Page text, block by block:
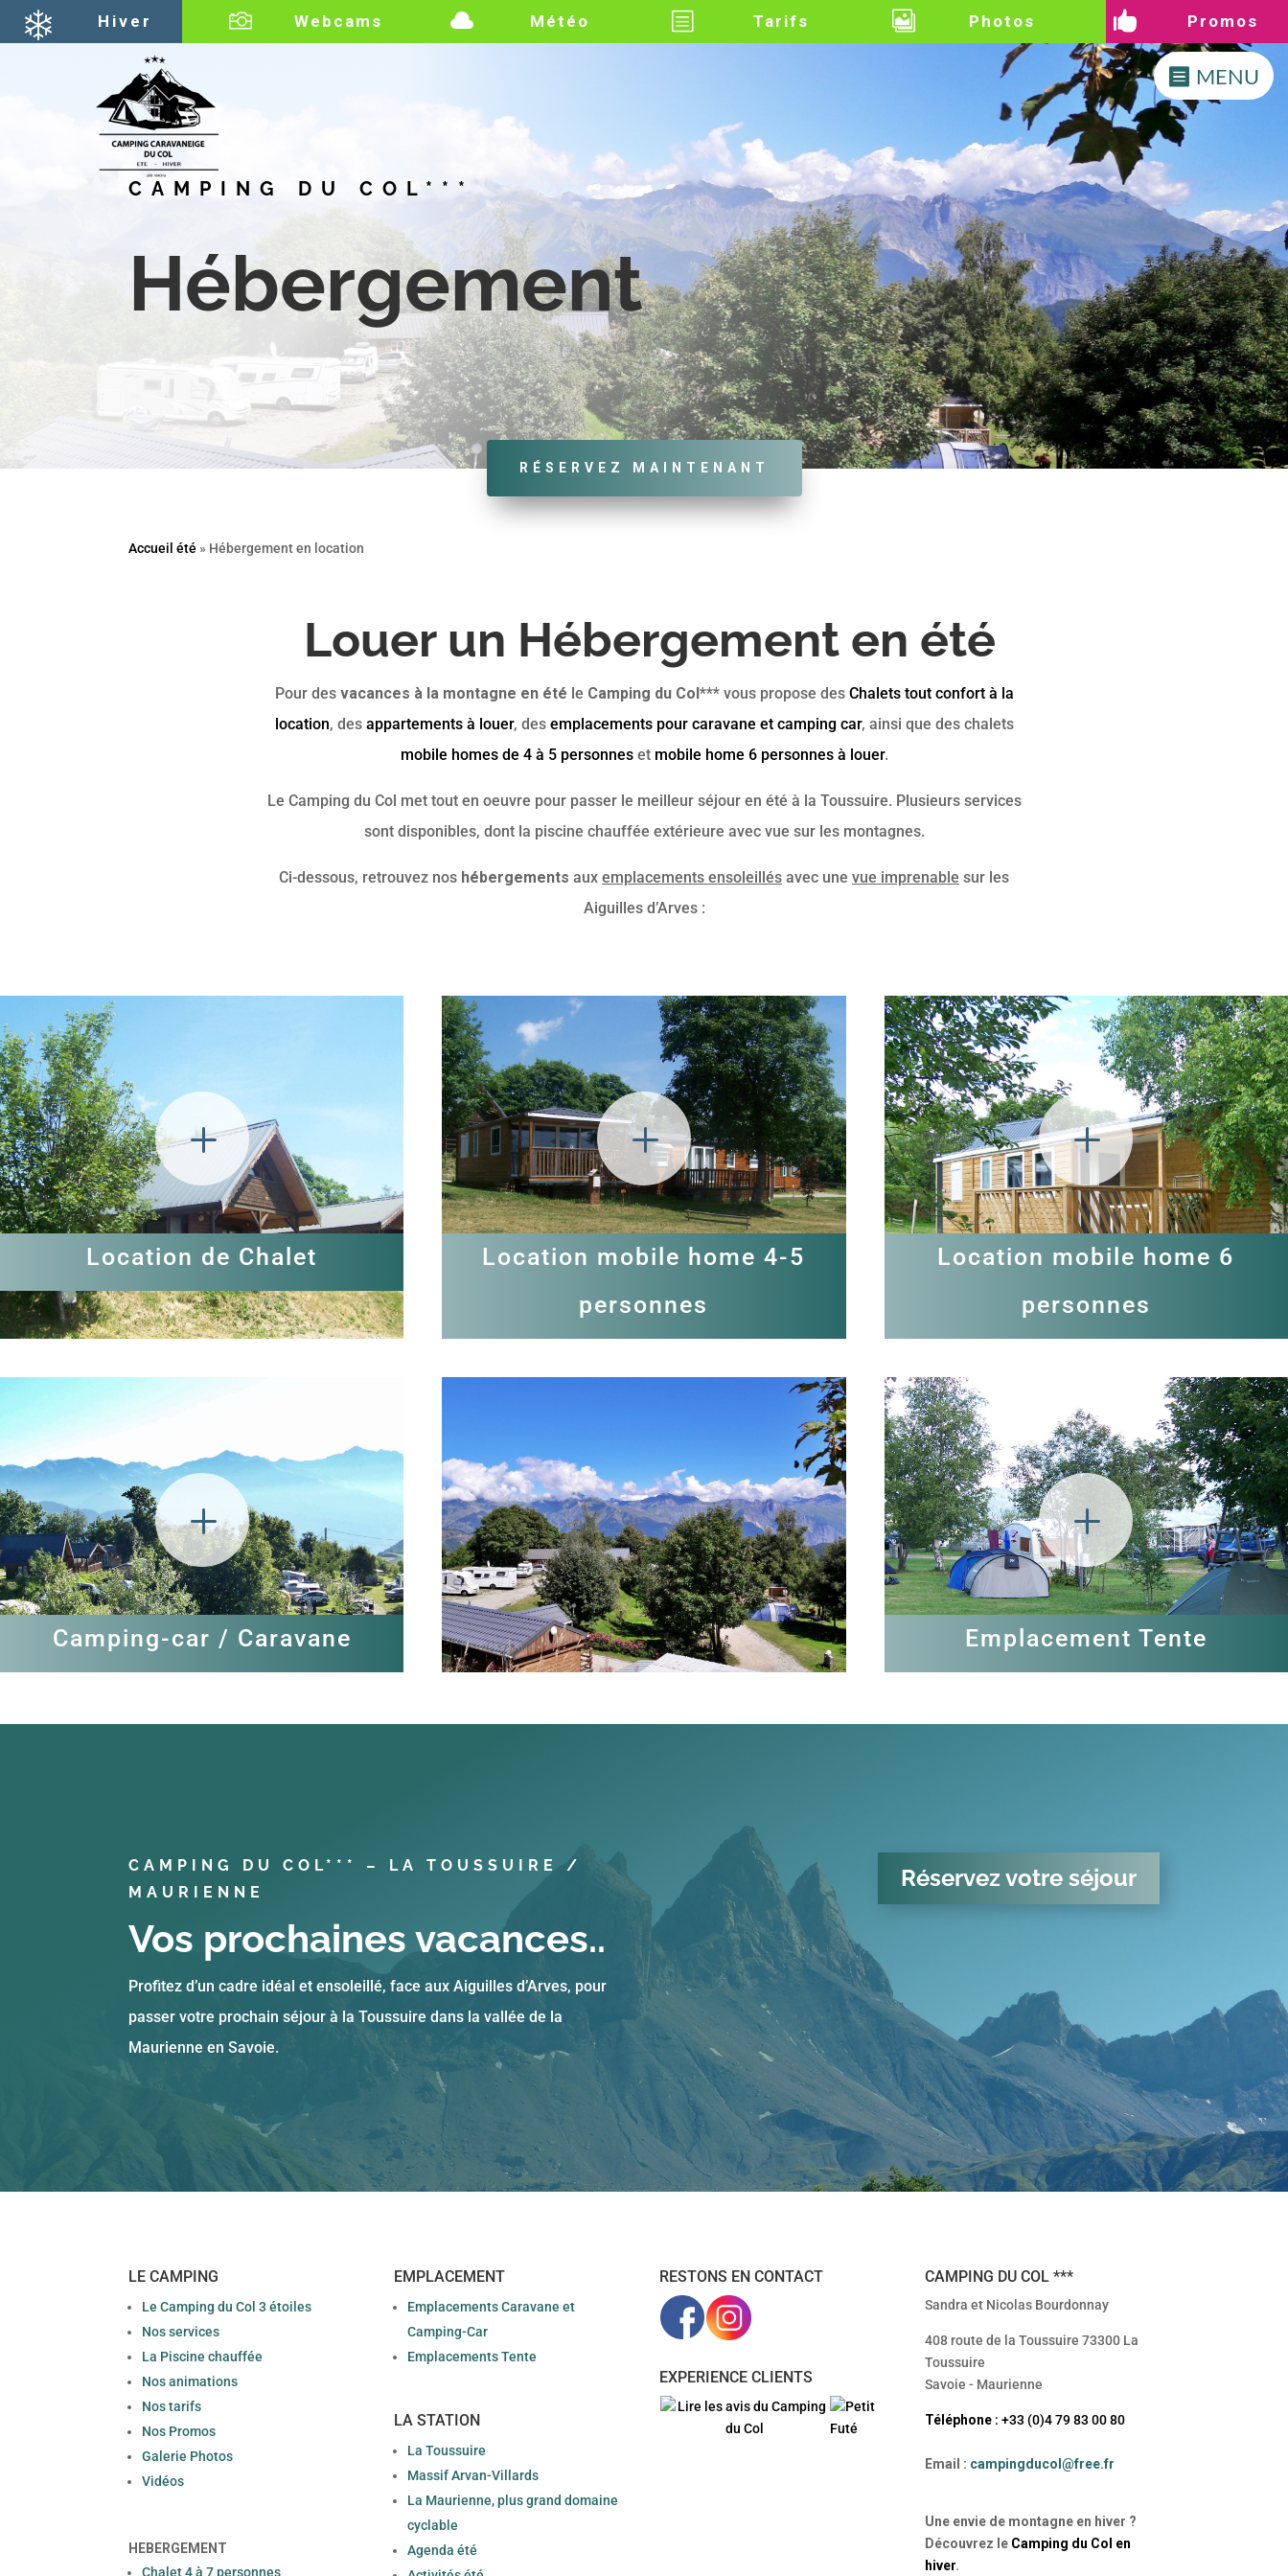
Hiver  Webcams  Météo b Tarifs  Photos  Promos
MENU
CAMPING DU COL***
Hébergement
RÉSERVEZ MAINTENANT
Accueil été » Hébergement en location
Louer un Hébergement en été
Pour des vacances à la montagne en été le Camping du Col***vous propose des Chalets tout confort à la
location, des appartements à louer, des emplacements pour caravane et camping car, ainsi que des chalets
mobile homes de 4 à 5 personneset mobile home 6 personnes à louer.
Le Camping du Col met tout en oeuvre pour passer le meilleur séjour en été à la Toussuire. Plusieurs services
sont disponibles, dont la piscine chauffée extérieure avec vue sur les montagnes.
Ci-dessous, retrouvez nos hébergements aux emplacements ensoleillés avec une vue imprenable sur les
Aiguilles d’Arves :
L
Location de Chalet
L
Location mobile home 4-5
personnes
L
Location mobile home 6
personnes
L
Camping-car / Caravane
L
Emplacement Tente
CAMPING DU COL*** – LA TOUSSUIRE /
MAURIENNE
Vos prochaines vacances..
Profitez d’un cadre idéal et ensoleillé, face aux Aiguilles d’Arves, pour
passer votre prochain séjour à la Toussuire dans la vallée de la
Maurienne en Savoie.
Réservez votre séjour
LE CAMPING
Le Camping du Col 3 étoiles
Nos services
La Piscine chauffée
Nos animations
Nos tarifs
Nos Promos
Galerie Photos
Vidéos
HEBERGEMENT
Chalet 4 à 7 personnes
EMPLACEMENT
Emplacements Caravane et
Camping-Car
Emplacements Tente
LA STATION
La Toussuire
Massif Arvan-Villards
La Maurienne, plus grand domaine
cyclable
Agenda été
RESTONS EN CONTACT
EXPERIENCE CLIENTS
CAMPING DU COL ***
Sandra et Nicolas Bourdonnay
408 route de la Toussuire 73300 La
Toussuire
Savoie - Maurienne
Téléphone: +33 (0)4 79 83 00 80
Email : campingducol@free.fr
Une envie de montagne en hiver ?
Découvrez le Camping du Col en
hiver.